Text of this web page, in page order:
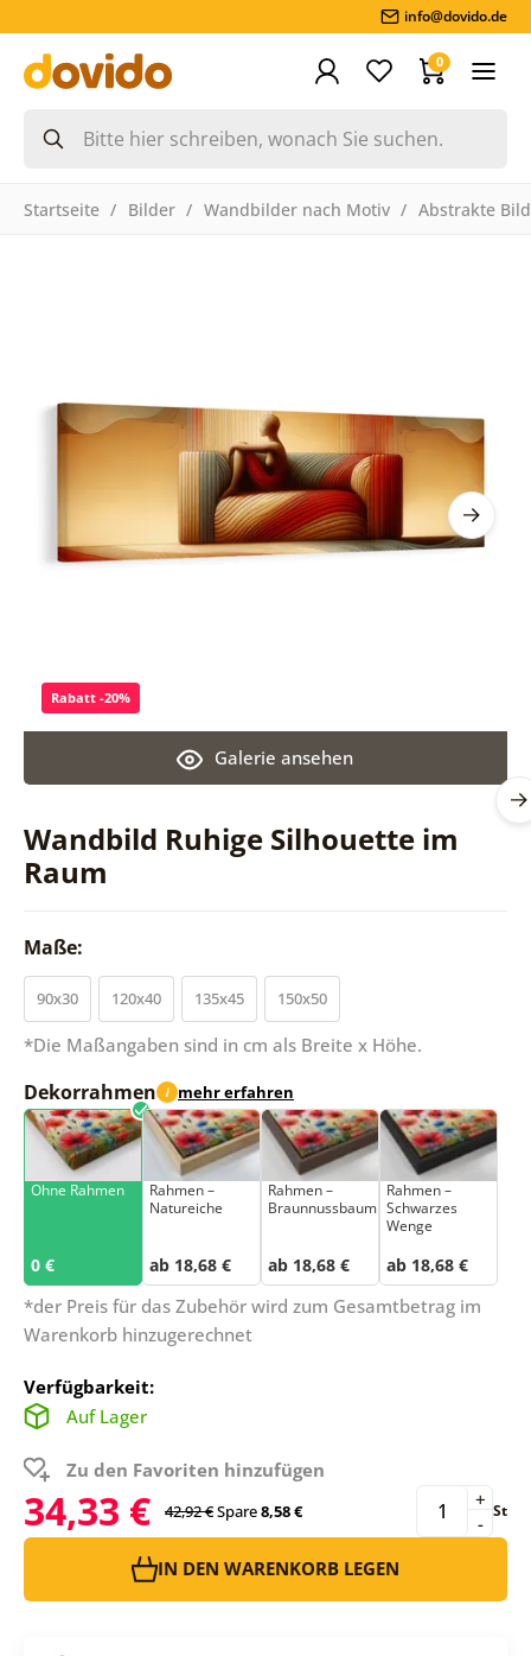
info@dovido.de
0
Startseite Bilder Wandbilder nach Motiv Abstrakte
Wandbild Ruhige Silhouette im
Raum
Galerie ansehen
Rabatt -20%
Maße:
90x30 120x40 135x45 150x50
*Die Maßangaben sind in cm als Breite x Höhe.
Dekorrahmen i mehr erfahren
Ohne Rahmen
0 €
Rahmen –
Natureiche
ab 18,68 €
Rahmen –
Braunnussbaum
ab 18,68 €
Rahmen –
Schwarzes
Wenge
ab 18,68 €
*der Preis für das Zubehör wird zum Gesamtbetrag im
Warenkorb hinzugerechnet
Verfügbarkeit:
Auf Lager
Zu den Favoriten hinzufügen
34,33 € 42,92 €Spare8,58 € -
+ St
IN DEN WARENKORB LEGEN